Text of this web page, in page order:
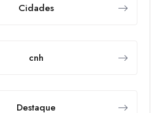
Cidades
cnh
Destaque